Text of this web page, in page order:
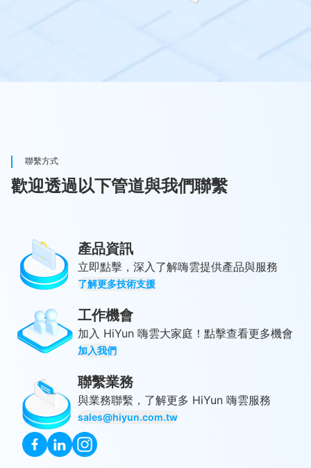
聯繫方式
歡迎透過以下管道與我們聯繫
產品資訊
立即點擊，深入了解嗨雲提供產品與服務
了解更多技術支援
工作機會
加入 HiYun 嗨雲大家庭！點擊查看更多機會
加入我們
聯繫業務
與業務聯繫，了解更多 HiYun 嗨雲服務
sales@hiyun.com.tw